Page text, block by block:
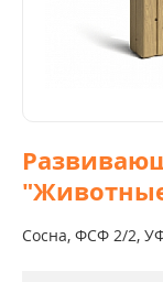
Сосна, ФСФ 2/2,